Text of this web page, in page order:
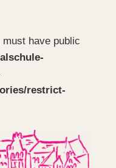
have public
restrict-